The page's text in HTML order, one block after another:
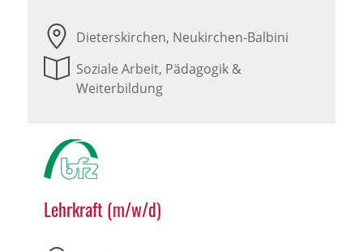
Dieterskirchen, Neukirchen-Balbini
Soziale Arbeit, Pädagogik &
Weiterbildung
Lehrkraft (m/w/d)